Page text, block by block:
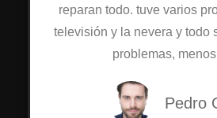
reparan todo. tuve varios
televisión y la nevera y todo
problemas,
Pedro